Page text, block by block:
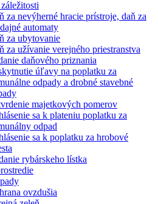
za nevýherné hracie prístroje, daň za
automaty
za ubytovanie
za užívanie verejného priestranstva
daňového priznania
úľavy na poplatku za
odpady a drobné stavebné
majetkových pomerov
sa k plateniu poplatku za
odpad
sa k poplatku za hrobové
rybárskeho lístka
ovzdušia